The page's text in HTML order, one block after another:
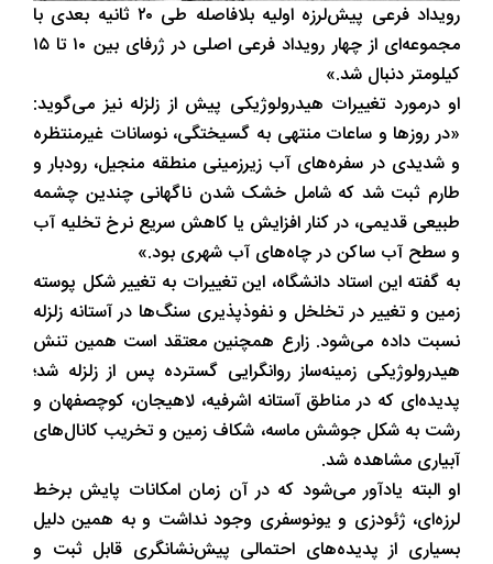
رویداد فرعی پیش‌لرزه اولیه بلافاصله طی ۲۰ ثانیه بعدی با
مجموعه‌ای از چهار رویداد فرعی اصلی در ژرفای بین ۱۰ تا ۱۵
کیلومتر دنبال شد.»
او درمورد تغییرات هیدرولوژیکی پیش از زلزله نیز می‌گوید:
«در روزها و ساعات منتهی به گسیختگی، نوسانات غیرمنتظره
و شدیدی در سفره‌های آب زیرزمینی منطقه منجیل، رودبار و
طارم ثبت شد که شامل خشک شدن ناگهانی چندین چشمه
طبیعی قدیمی، در کنار افزایش یا کاهش سریع نرخ تخلیه آب
و سطح آب ساکن در چاه‌های آب شهری بود.»
به گفته این استاد دانشگاه، این تغییرات به تغییر شکل پوسته
زمین و تغییر در تخلخل و نفوذپذیری سنگ‌ها در آستانه زلزله
نسبت داده می‌شود. زارع همچنین معتقد است همین تنش
هیدرولوژیکی زمینه‌ساز روانگرایی گسترده پس از زلزله شد؛
پدیده‌ای که در مناطق آستانه اشرفیه، لاهیجان، کوچصفهان و
رشت به شکل جوشش ماسه، شکاف زمین و تخریب کانال‌های
آبیاری مشاهده شد.
او البته یادآور می‌شود که در آن زمان امکانات پایش برخط
لرزه‌ای، ژئودزی و یونوسفری وجود نداشت و به همین دلیل
بسیاری از پدیده‌های احتمالی پیش‌نشانگری قابل ثبت و